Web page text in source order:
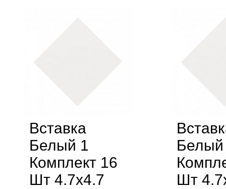
Вставка
Белый 1
Комплект 16
Шт 4.7x4.7
Белый
Шт